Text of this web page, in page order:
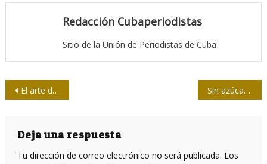
Redacción Cubaperiodistas
Sitio de la Unión de Periodistas de Cuba
Navegación
entradas
El arte de comunicar Sin azúcar: conversaciones con Noam Chomsky
Deja una respuesta
Tu dirección de correo electrónico no será publicada. Los